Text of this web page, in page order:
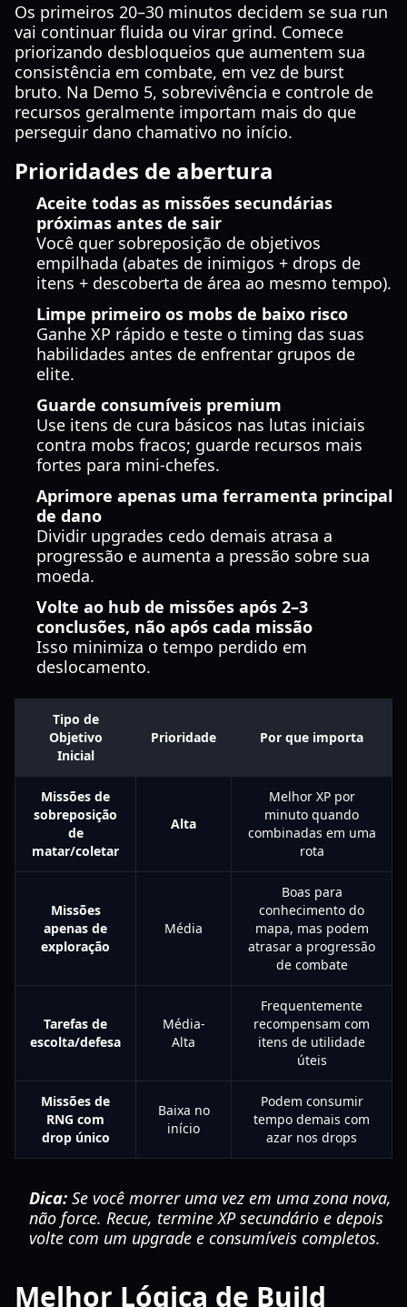
Os primeiros 20–30 minutos decidem se sua run
vai continuar fluida ou virar grind. Comece
priorizando desbloqueios que aumentem sua
consistência em combate, em vez de burst
bruto. Na Demo 5, sobrevivência e controle de
recursos geralmente importam mais do que
perseguir dano chamativo no início.
Prioridades de abertura
Aceite todas as missões secundárias
próximas antes de sair
Você quer sobreposição de objetivos
empilhada (abates de inimigos + drops de
itens + descoberta de área ao mesmo tempo).
Limpe primeiro os mobs de baixo risco
Ganhe XP rápido e teste o timing das suas
habilidades antes de enfrentar grupos de
elite.
Guarde consumíveis premium
Use itens de cura básicos nas lutas iniciais
contra mobs fracos; guarde recursos mais
fortes para mini-chefes.
Aprimore apenas uma ferramenta principal
de dano
Dividir upgrades cedo demais atrasa a
progressão e aumenta a pressão sobre sua
moeda.
Volte ao hub de missões após 2–3
conclusões, não após cada missão
Isso minimiza o tempo perdido em
deslocamento.
Tipo de
Objetivo
Inicial
Prioridade Por que importa
Missões de
sobreposição
de
matar/coletar
Alta
Melhor XP por
minuto quando
combinadas em uma
rota
Missões
apenas de
exploração
Média
Boas para
conhecimento do
mapa, mas podem
atrasar a progressão
de combate
Tarefas de
escolta/defesa
Média-
Alta
Frequentemente
recompensam com
itens de utilidade
úteis
Missões de
RNG com
drop único
Baixa no
início
Podem consumir
tempo demais com
azar nos drops
Dica: Se você morrer uma vez em uma zona nova,
não force. Recuе, termine XP secundário e depois
volte com um upgrade e consumíveis completos.
Melhor Lógica de Build